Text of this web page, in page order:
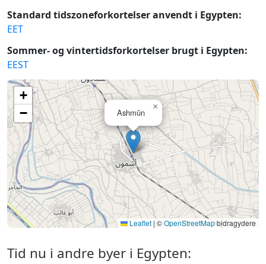
Standard tidszoneforkortelser anvendt i Egypten:
EET
Sommer- og vintertidsforkortelser brugt i Egypten:
EEST
Ashmūn
×
+
−
Leaflet | ©OpenStreetMapbidragydere
Tid nu i andre byer i Egypten: